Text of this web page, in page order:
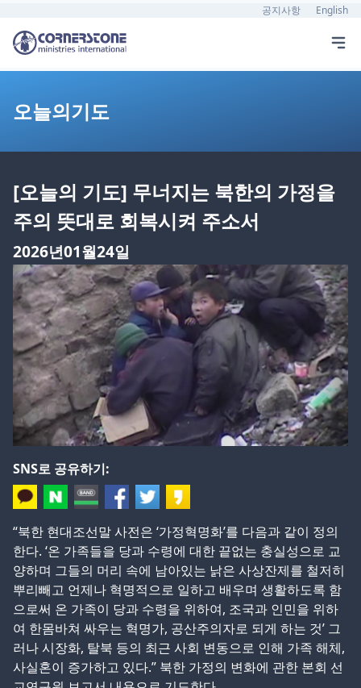
공지사항 English
오늘의기도
[오늘의 기도] 무너지는 북한의 가정을
주의 뜻대로 회복시켜 주소서
2026년01월24일
SNS로 공유하기:
“북한 현대조선말 사전은 ‘가정혁명화’를 다음과 같이 정의
한다. ‘온 가족들을 당과 수령에 대한 끝없는 충실성으로 교
양하며 그들의 머리 속에 남아있는 낡은 사상잔제를 철저히
뿌리빼고 언제나 혁명적으로 일하고 배우며 생활하도록 함
으로써 온 가족이 당과 수령을 위하여, 조국과 인민을 위하
여 한몸바쳐 싸우는 혁명가, 공산주의자로 되게 하는 것’ 그
러나 시장화, 탈북 등의 최근 사회 변동으로 인해 가족 해체,
사실혼이 증가하고 있다.” 북한 가정의 변화에 관한 본회 선